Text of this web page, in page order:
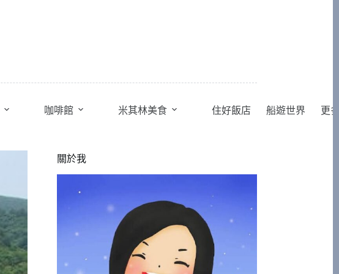
咖啡館 米其林美食 住好飯店 船遊世界 更
關於我